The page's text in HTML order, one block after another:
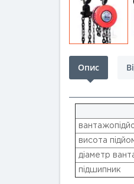
Опис
висота
діаметр
підшипник